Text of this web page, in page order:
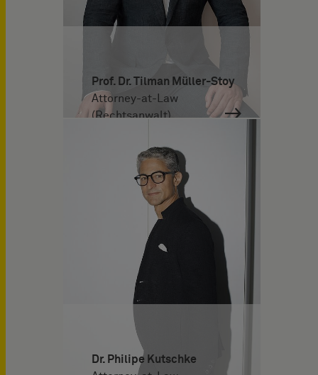
Prof. Dr. Tilman Müller-Stoy
Attorney-at-Law
(Rechtsanwalt)
Dr. Philipe Kutschke